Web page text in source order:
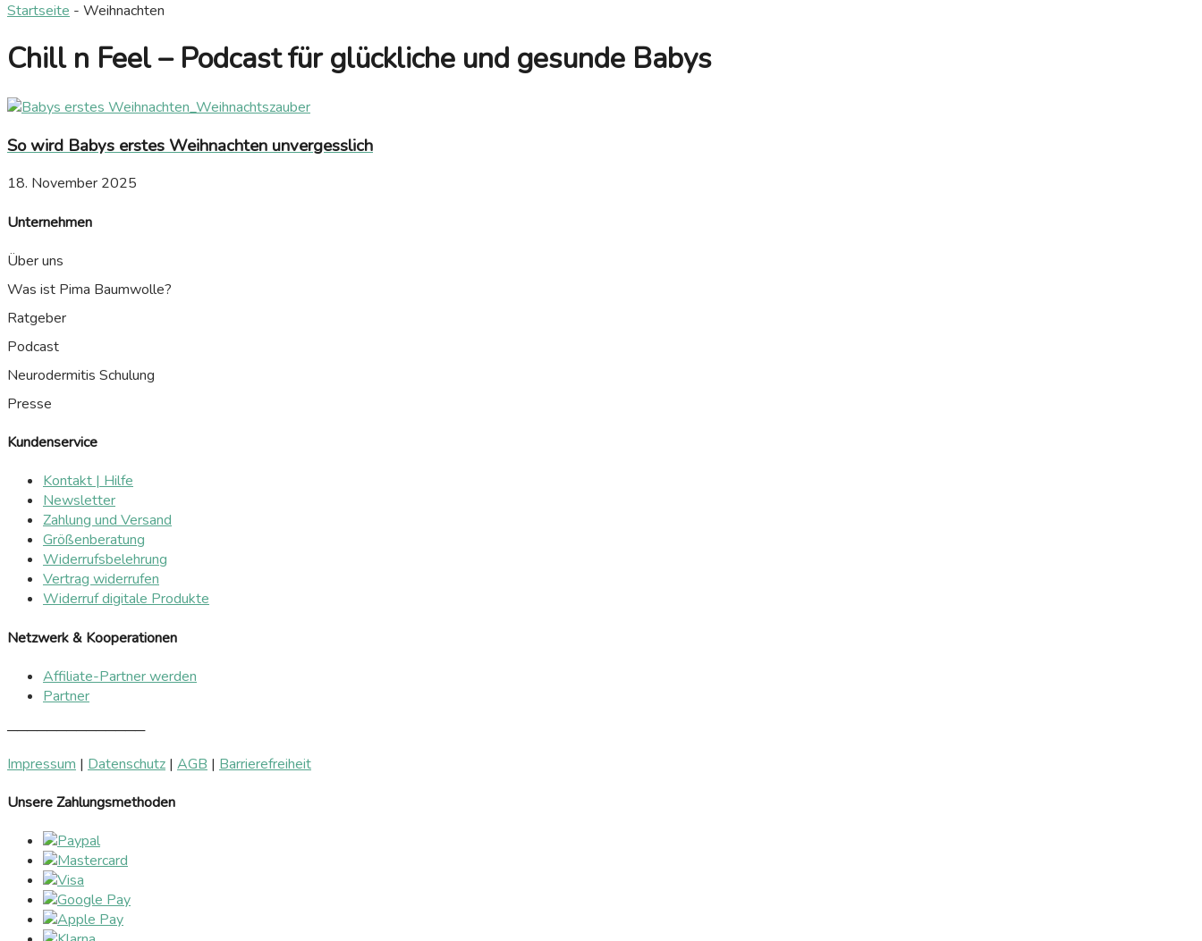
Startseite - Weihnachten
Chill n Feel – Podcast für glückliche und gesunde Babys
So wird Babys erstes Weihnachten unvergesslich
18. November 2025
Unternehmen
Über uns
Was ist Pima Baumwolle?
Ratgeber
Podcast
Neurodermitis Schulung
Presse
Kundenservice
Kontakt | Hilfe
Newsletter
Zahlung und Versand
Größenberatung
Widerrufsbelehrung
Vertrag widerrufen
Widerruf digitale Produkte
Netzwerk & Kooperationen
Affiliate-Partner werden
Partner
──────────────
Impressum | Datenschutz | AGB | Barrierefreiheit
Unsere Zahlungsmethoden